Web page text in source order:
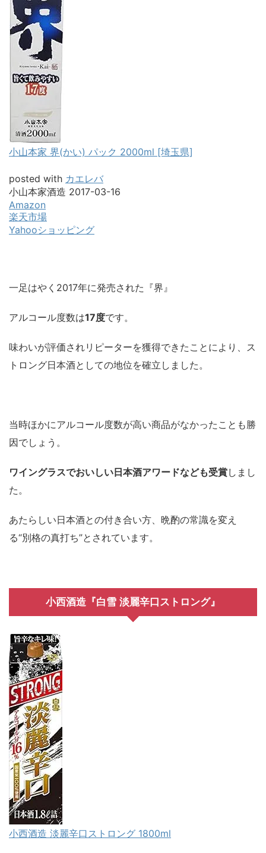
小山本家 界(かい) パック 2000ml [埼玉県]
posted with カエレバ
小山本家酒造 2017-03-16
Amazon
楽天市場
Yahooショッピング
一足はやく2017年に発売された『界』
アルコール度数は17度です。
味わいが評価されリピーターを獲得できたことにより、ス
トロング日本酒としての地位を確立しました。
当時ほかにアルコール度数が高い商品がなかったことも勝
因でしょう。
ワイングラスでおいしい日本酒アワードなども受賞しまし
た。
あたらしい日本酒との付き合い方、晩酌の常識を変え
る“別格の真打ち”とされています。
小西酒造『白雪 淡麗辛口ストロング』
小西酒造 淡麗辛口ストロング 1800ml